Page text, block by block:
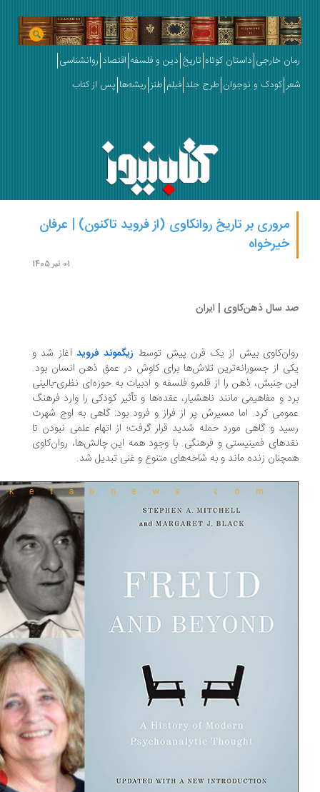
خارجی داستان کوتاه تاریخ دین و فلسفه اقتصاد روانشناسی
کودک و نوجوان طرح جلد فیلم طنز ریشه‌ها پس از کتاب
مروری بر تاریخ روانکاوی (از فروید تاکنون) | عرفان
خیرخواه
سال ذهن‌کاوی | ایران
بیش از یک قرن پیش توسطزیگموند فروید آغاز شد و
از جسورانه‌ترین تلاش‌ها برای کاوش در عمق ذهن انسان بود.
جنبش، ذهن را از قلمرو فلسفه و ادبیات به حوزه‌ای نظری-بالینی
و مفاهیمی مانند ناهشیار، عقده‌ها و تأثیر کودکی را وارد فرهنگ
کرد. اما مسیرش پر از فراز و فرود بود: گاهی به اوج شهرت
و گاهی مورد حمله شدید قرار گرفت؛ از اتهام علمی نبودن تا
فمینیستی و فرهنگی. با وجود همه این چالش‌ها، روان‌کاوی
زنده ماند و به شاخه‌های متنوع و غنی تبدیل شد.